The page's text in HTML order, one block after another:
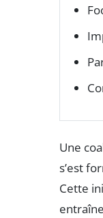
Une
s’est
Cette